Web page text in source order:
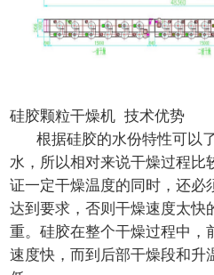
硅胶颗粒干燥机 技术优势
根据硅胶的水份特性可以
水，所以相对来说干燥过程比
证一定干燥温度的同时，还必
达到要求，否则干燥速度太快
重。硅胶在整个干燥过程中，
速度快，而到后部干燥段和升